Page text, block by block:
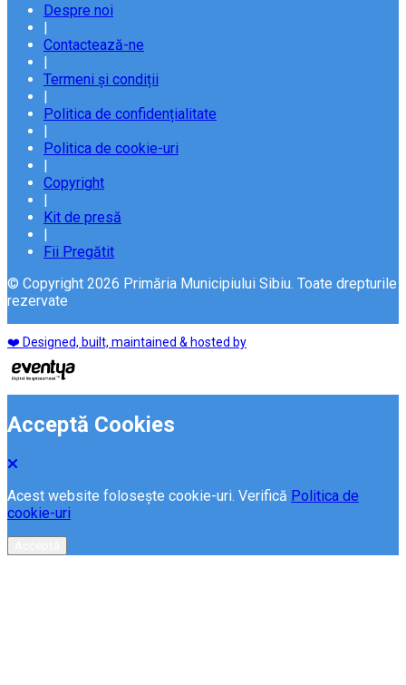
Despre noi
|
Contactează-ne
|
Termeni și condiții
|
Politica de confidențialitate
|
Politica de cookie-uri
|
Copyright
|
Kit de presă
|
Fii Pregătit
© Copyright 2026 Primăria Municipiului Sibiu. Toate drepturile
rezervate
❤️ Designed, built, maintained & hosted by
Acceptă Cookies
Acest website folosește cookie-uri. Verifică Politica de
cookie-uri